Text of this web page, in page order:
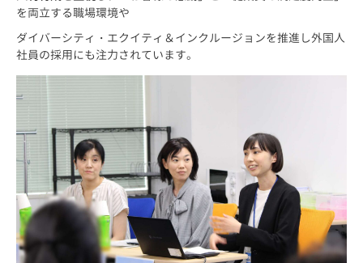
を両立する職場環境や
ダイバーシティ・エクイティ＆インクルージョンを推進し外国人
社員の採用にも注力されています。